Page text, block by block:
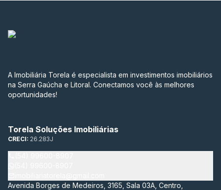
A Imobiliária Torela é especialista em investimentos imobiliários
na Serra Gaúcha e Litoral. Conectamos você às melhores
oportunidades!
Torela Soluções Imobiliárias
CRECI: 26.283J
Avenida Borges de Medeiros, 3165, Sala 03A, Centro,